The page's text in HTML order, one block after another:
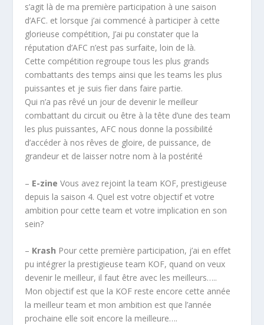
s’agit là de ma première participation à une saison
d’AFC. et lorsque j’ai commencé à participer à cette
glorieuse compétition, J’ai pu constater que la
réputation d’AFC n’est pas surfaite, loin de là.
Cette compétition regroupe tous les plus grands
combattants des temps ainsi que les teams les plus
puissantes et je suis fier dans faire partie.
Qui n’a pas rêvé un jour de devenir le meilleur
combattant du circuit ou être à la tête d’une des team
les plus puissantes, AFC nous donne la possibilité
d’accéder à nos rêves de gloire, de puissance, de
grandeur et de laisser notre nom à la postérité
– E-zine Vous avez rejoint la team KOF, prestigieuse
depuis la saison 4. Quel est votre objectif et votre
ambition pour cette team et votre implication en son
sein?
– Krash Pour cette première participation, j’ai en effet
pu intégrer la prestigieuse team KOF, quand on veux
devenir le meilleur, il faut être avec les meilleurs…..
Mon objectif est que la KOF reste encore cette année
la meilleur team et mon ambition est que l’année
prochaine elle soit encore la meilleure….